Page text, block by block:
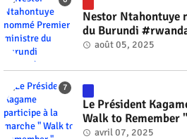
Nestor Ntahontuye
du Burundi
août 05, 2025
Le Président
Walk to Remember
avril 07, 2025